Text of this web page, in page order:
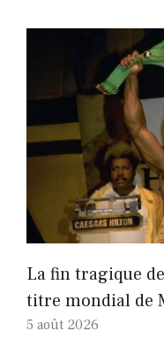
La fin tragique
titre mondial de
5 août 2026